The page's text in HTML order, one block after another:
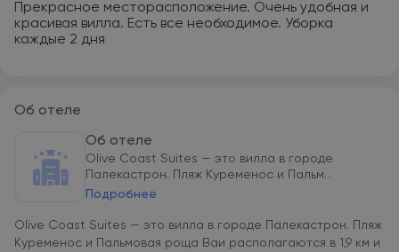
Прекрасное месторасположение. Очень удобная и
красивая вилла. Есть все необходимое. Уборка
каждые 2 дня
Об отеле
Об отеле
Olive Coast Suites — это вилла в городе
Палекастрон. Пляж Куременос и Пальм...
Подробнее
Olive Coast Suites — это вилла в городе Палекастрон. Пляж
Куременос и Пальмовая роща Ваи располагаются в 1,9 км и